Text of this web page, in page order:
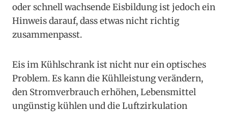
oder schnell wachsende Eisbildung ist jedoch ein
Hinweis darauf, dass etwas nicht richtig
zusammenpasst.
Eis im Kühlschrank ist nicht nur ein optisches
Problem. Es kann die Kühlleistung verändern,
den Stromverbrauch erhöhen, Lebensmittel
ungünstig kühlen und die Luftzirkulation